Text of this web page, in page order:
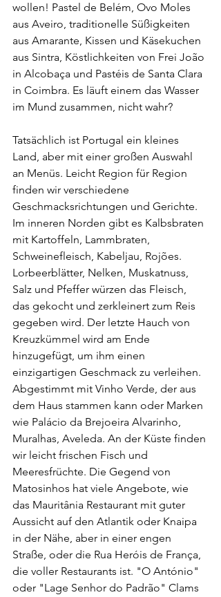
wollen! Pastel de Belém, Ovo Moles
aus Aveiro, traditionelle Süßigkeiten
aus Amarante, Kissen und Käsekuchen
aus Sintra, Köstlichkeiten von Frei João
in Alcobaça und Pastéis de Santa Clara
in Coimbra. Es läuft einem das Wasser
im Mund zusammen, nicht wahr?
Tatsächlich ist Portugal ein kleines
Land, aber mit einer großen Auswahl
an Menüs. Leicht Region für Region
finden wir verschiedene
Geschmacksrichtungen und Gerichte.
Im inneren Norden gibt es Kalbsbraten
mit Kartoffeln, Lammbraten,
Schweinefleisch, Kabeljau, Rojões.
Lorbeerblätter, Nelken, Muskatnuss,
Salz und Pfeffer würzen das Fleisch,
das gekocht und zerkleinert zum Reis
gegeben wird. Der letzte Hauch von
Kreuzkümmel wird am Ende
hinzugefügt, um ihm einen
einzigartigen Geschmack zu verleihen.
Abgestimmt mit Vinho Verde, der aus
dem Haus stammen kann oder Marken
wie Palácio da Brejoeira Alvarinho,
Muralhas, Aveleda. An der Küste finden
wir leicht frischen Fisch und
Meeresfrüchte. Die Gegend von
Matosinhos hat viele Angebote, wie
das Mauritânia Restaurant mit guter
Aussicht auf den Atlantik oder Knaipa
in der Nähe, aber in einer engen
Straße, oder die Rua Heróis de França,
die voller Restaurants ist. "O António"
oder "Lage Senhor do Padrão" Clams